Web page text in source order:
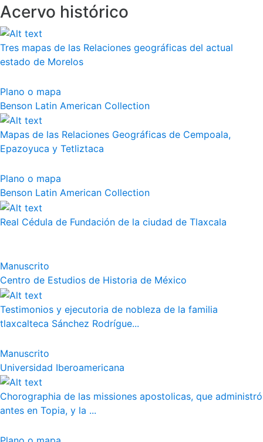
Acervo histórico
Tres mapas de las Relaciones geográficas del actual
estado de Morelos
Plano o mapa
Benson Latin American Collection
Mapas de las Relaciones Geográficas de Cempoala,
Epazoyuca y Tetliztaca
Plano o mapa
Benson Latin American Collection
Real Cédula de Fundación de la ciudad de Tlaxcala
Manuscrito
Centro de Estudios de Historia de México
Testimonios y ejecutoria de nobleza de la familia
tlaxcalteca Sánchez Rodrígue...
Manuscrito
Universidad Iberoamericana
Chorographia de las missiones apostolicas, que administró
antes en Topia, y la ...